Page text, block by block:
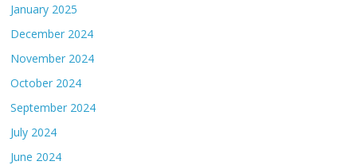
January 2025
December 2024
November 2024
October 2024
September 2024
July 2024
June 2024